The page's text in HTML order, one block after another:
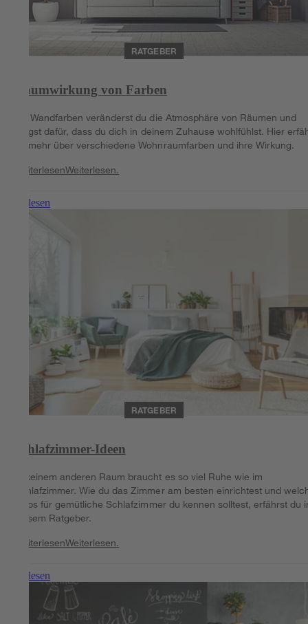
RATGEBER
Raumwirkung von Farben
Mit Wandfarben veränderst du die Atmosphäre von Räumen und
sorgst dafür, dass du dich in deinem Zuhause wohlfühlst. Hier
du mehr über verschiedene Wohnraumfarben und ihre Wirkung.
WeiterlesenWeiterlesen.
Weiterlesen
RATGEBER
Schlafzimmer-Ideen
In keinem anderen Raum braucht es so viel Ruhe wie im
Schlafzimmer. Wie du das Zimmer am besten einrichtest und
Tipps für gemütliche Schlafzimmer du kennen solltest, erfährst du
diesem Ratgeber.
WeiterlesenWeiterlesen.
Weiterlesen